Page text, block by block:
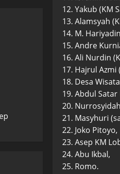
12. Yakub (KM
13. Alamsyah
14. M.
15. Andre
16. Ali Nurdin
17. Hajrul Azmi
18. Desa
19. Abdul
20.
21. Masyhuri
22. Joko Pitoyo,
23. Asep KM
24. Abu Ikbal,
25. Romo.